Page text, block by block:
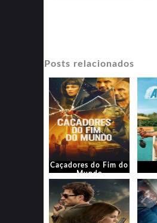
Posts relacionados
Caçadores do Fim do
Mundo